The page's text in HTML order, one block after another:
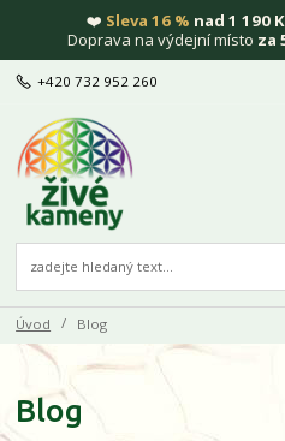
❤️ Sleva 16 % nad 1 190
Doprava na výdejní místo za
+420 732 952 260
Úvod Blog
Blog